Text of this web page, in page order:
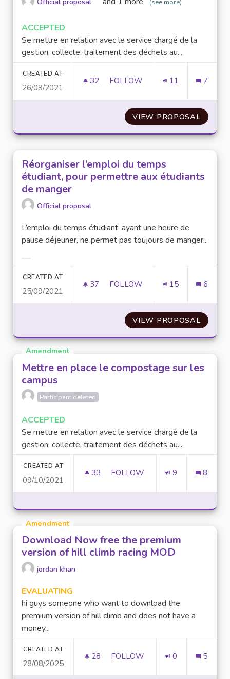
ACCEPTED
Se mettre en relation avec le service chargé de la
gestion, collecte, traitement des déchets au...
CREATED AT
26/09/2021
32 32 FOLLOWERS
FOLLOW 11 7
VIEW PROPOSAL
Réorganiser l’emploi du temps
étudiant, pour permettre aux étudiants
de manger
Official proposal
L’emploi du temps étudiant, ayant une heure de
pause déjeuner, ne permet pas toujours de manger...
CREATED AT
25/09/2021
37 37 FOLLOWERS
FOLLOW 15 6
VIEW PROPOSAL
Amendment
Mettre en place le compostage sur les
campus
Participant deleted
ACCEPTED
Se mettre en relation avec le service chargé de la
gestion, collecte, traitement des déchets au...
CREATED AT
09/10/2021
33 33 FOLLOWERS
FOLLOW 9 8
Amendment
Download Now free the premium
version of hill climb racing MOD
jordan khan
EVALUATING
hi guys someone who want to download the
premium version of hill climb and does not have a
money...
CREATED AT
28/08/2025
28 28 FOLLOWERS
FOLLOW 0 5